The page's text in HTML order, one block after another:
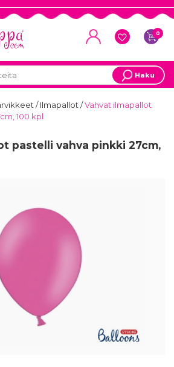
0
Haku
/Ilmapallot/Vahvat ilmapallot
100 kpl
pastelli vahva pinkki 27cm,